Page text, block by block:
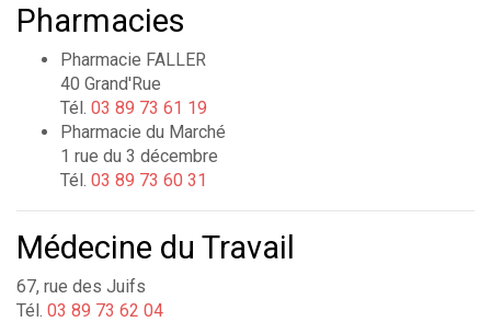
Pharmacies
Pharmacie FALLER
40 Grand'Rue
Tél. 03 89 73 61 19
Pharmacie du Marché
1 rue du 3 décembre
Tél. 03 89 73 60 31
Médecine du Travail
67, rue des Juifs
Tél. 03 89 73 62 04